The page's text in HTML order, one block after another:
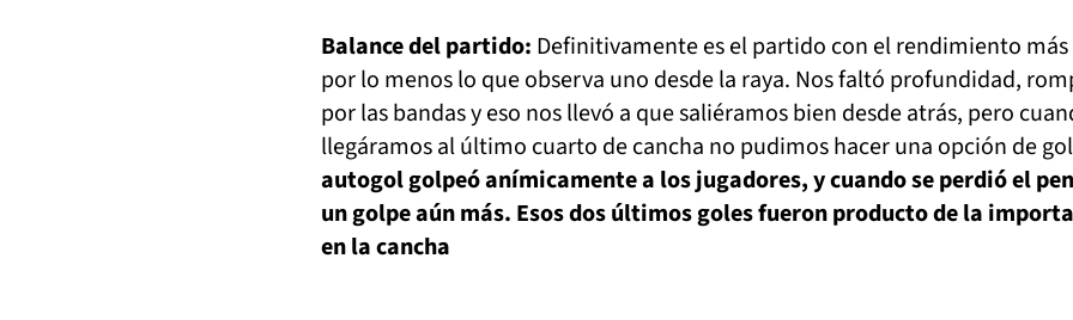
Balance del partido: Definitivamente es el partido con el rendimiento
por lo menos lo que observa uno desde la raya. Nos faltó profundidad,
por las bandas y eso nos llevó a que saliéramos bien desde atrás, pero
llegáramos al último cuarto de cancha no pudimos hacer una opción de
autogol golpeó anímicamente a los jugadores, y cuando se perdió el
un golpe aún más. Esos dos últimos goles fueron producto de la
en la cancha